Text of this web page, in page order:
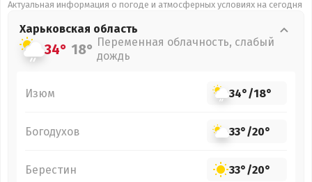
Актуальная информация о погоде и атмосферных условиях на сегодня
Харьковская область
34° 18° Переменная облачность, слабый
дождь
Изюм 34°/18°
Богодухов 33°/20°
Берестин 33°/20°